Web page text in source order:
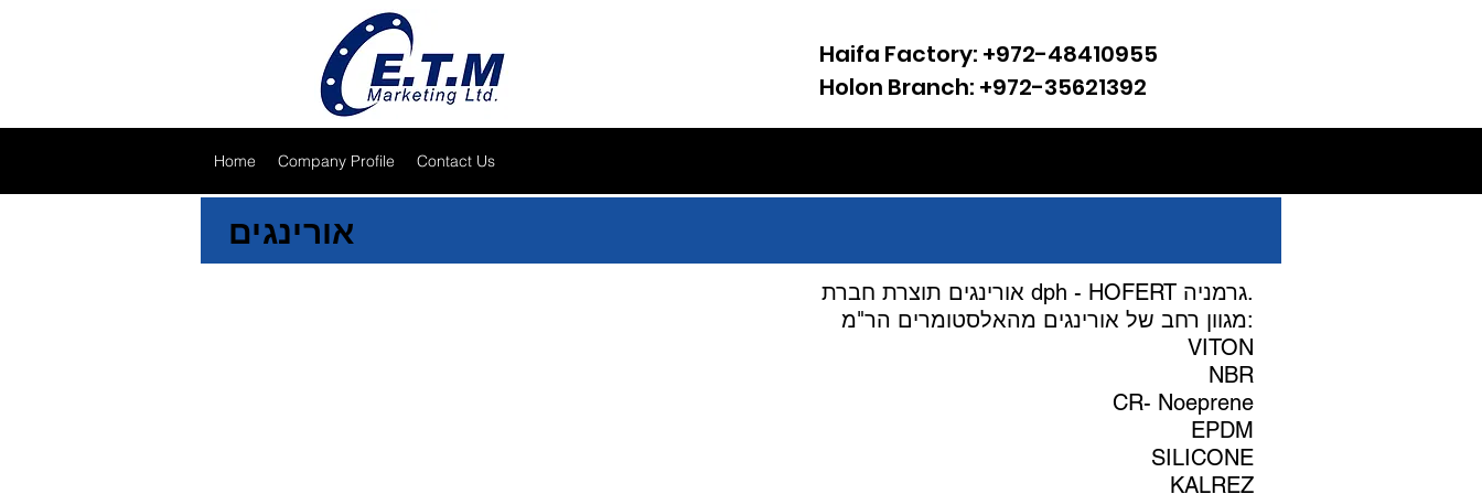
Haifa Factory: +972-48410955
Holon Branch: ​​+972-35621392
Home Company Profile Contact Us
אורינגים
אורינגים תוצרת חברת dph - HOFERT גרמניה.
מגוון רחב של אורינגים מהאלסטומרים הר"מ:
VITON
NBR
CR- Noeprene
EPDM
SILICONE
KALREZ